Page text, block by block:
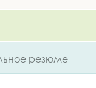
резюме